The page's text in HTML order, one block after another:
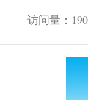
访问量：